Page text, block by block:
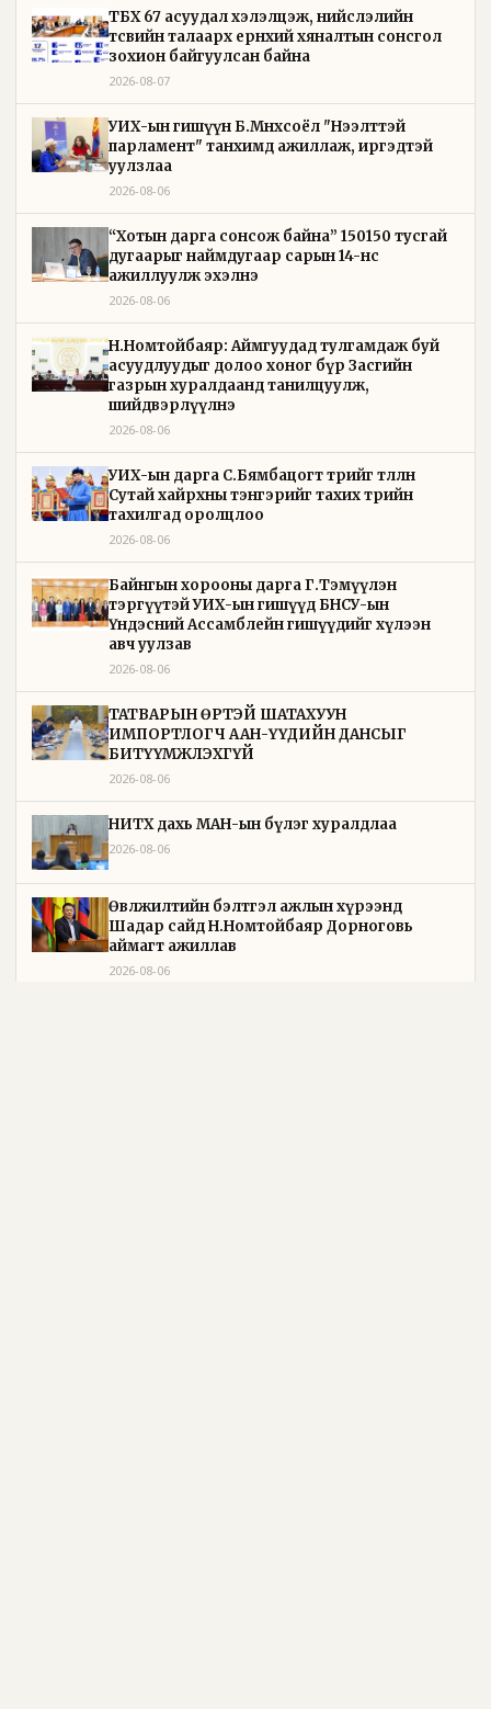
ТБХ 67 асуудал хэлэлцэж, нийслэлийн
төсвийн талаарх ерөнхий хяналтын сонсгол
зохион байгуулсан байна
2026-08-07
УИХ-ын гишүүн Б.Мөнхсоёл "Нээлттэй
парламент" танхимд ажиллаж, иргэдтэй
уулзлаа
2026-08-06
“Хотын дарга сонсож байна” 150150 тусгай
дугаарыг наймдугаар сарын 14-нөөс
ажиллуулж эхэлнэ
2026-08-06
Н.Номтойбаяр: Аймгуудад тулгамдаж буй
асуудлуудыг долоо хоног бүр Засгийн
газрын хуралдаанд танилцуулж,
шийдвэрлүүлнэ
2026-08-06
УИХ-ын дарга С.Бямбацогт төрийг төлөөлөн
Сутай хайрхны тэнгэрийг тахих төрийн
тахилгад оролцлоо
2026-08-06
Байнгын хорооны дарга Г.Тэмүүлэн
тэргүүтэй УИХ-ын гишүүд БНСУ-ын
Үндэсний Ассамблейн гишүүдийг хүлээн
авч уулзав
2026-08-06
ТАТВАРЫН ӨРТЭЙ ШАТАХУУН
ИМПОРТЛОГЧ ААН-ҮҮДИЙН ДАНСЫГ
БИТҮҮМЖЛЭХГҮЙ
2026-08-06
НИТХ дахь МАН-ын бүлэг хуралдлаа
2026-08-06
Өвөлжилтийн бэлтгэл ажлын хүрээнд
Шадар сайд Н.Номтойбаяр Дорноговь
аймагт ажиллав
2026-08-06